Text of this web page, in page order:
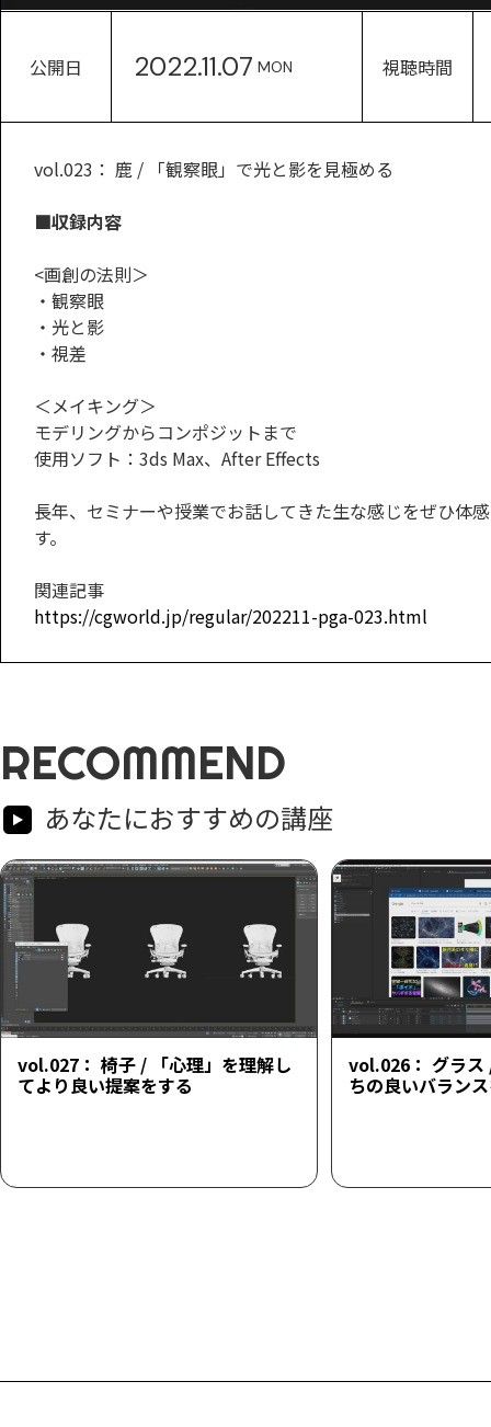
公開日 2022.11.07 MON 視聴時間
vol.023： 鹿 / 「観察眼」で光と影を見極める
■収録内容
<画創の法則＞
・観察眼
・光と影
・視差
＜メイキング＞
モデリングからコンポジットまで
使用ソフト：3ds Max、After Effects
長年、セミナーや授業でお話してきた生な感じをぜひ体
す。
関連記事
https://cgworld.jp/regular/202211-pga-023.html
RECOMMEND
あなたにおすすめの講座
vol.027： 椅子 / 「心理」を理解し
てより良い提案をする
vol.026： グラス
ちの良いバラン